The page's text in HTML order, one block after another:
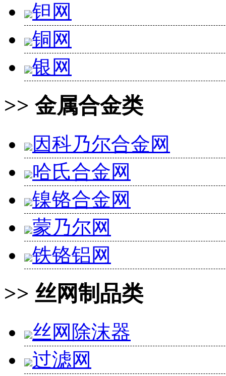
钽网
铜网
银网
>> 金属合金类
因科乃尔合金网
哈氏合金网
镍铬合金网
蒙乃尔网
铁铬铝网
>> 丝网制品类
丝网除沫器
过滤网